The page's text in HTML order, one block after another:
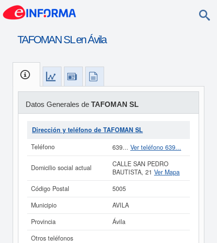
TAFOMAN SL en Ávila
Datos Generales de TAFOMAN SL
Dirección y teléfono de TAFOMAN SL
Teléfono
639... Ver teléfono 639...
Domicilio social actual
CALLE SAN PEDRO
BAUTISTA, 21 Ver Mapa
Código Postal
5005
Municipio
AVILA
Provincia
Ávila
Otros teléfonos